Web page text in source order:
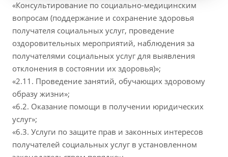
«Консультирование по социально-медицинским
вопросам (поддержание и сохранение здоровья
получателя социальных услуг, проведение
оздоровительных мероприятий, наблюдения за
получателями социальных услуг для выявления
отклонения в состоянии их здоровья)»;
«2.11. Проведение занятий, обучающих здоровому
образу жизни»;
«6.2. Оказание помощи в получении юридических
услуг»;
«6.3. Услуги по защите прав и законных интересов
получателей социальных услуг в установленном